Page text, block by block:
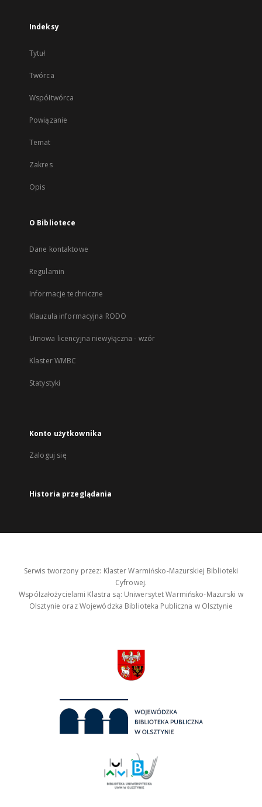
Indeksy
Tytuł
Twórca
Współtwórca
Powiązanie
Temat
Zakres
Opis
O Bibliotece
Dane kontaktowe
Regulamin
Informacje techniczne
Klauzula informacyjna RODO
Umowa licencyjna niewyłączna - wzór
Klaster WMBC
Statystyki
Konto użytkownika
Zaloguj się
Historia przeglądania
Serwis tworzony przez: Klaster Warmińsko-Mazurskiej Biblioteki
Cyfrowej.
Współzałożycielami Klastra są: Uniwersytet Warmińsko-Mazurski w
Olsztynie oraz Wojewódzka Biblioteka Publiczna w Olsztynie